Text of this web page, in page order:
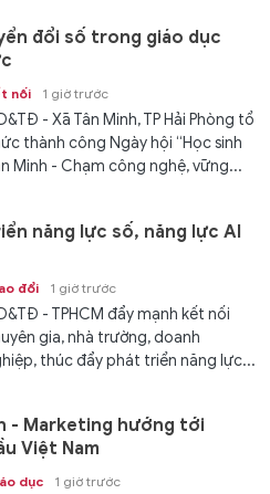
đổi số trong giáo dục
nối 1 giờ trước
- Xã Tân Minh, TP Hải Phòng tổ
thành công Ngày hội “Học sinh
Minh - Chạm công nghệ, vững...
năng lực số, năng lực AI
đổi 1 giờ trước
- TPHCM đẩy mạnh kết nối
gia, nhà trường, doanh
thúc đẩy phát triển năng lực...
- Marketing hướng tới
Việt Nam
dục 1 giờ trước